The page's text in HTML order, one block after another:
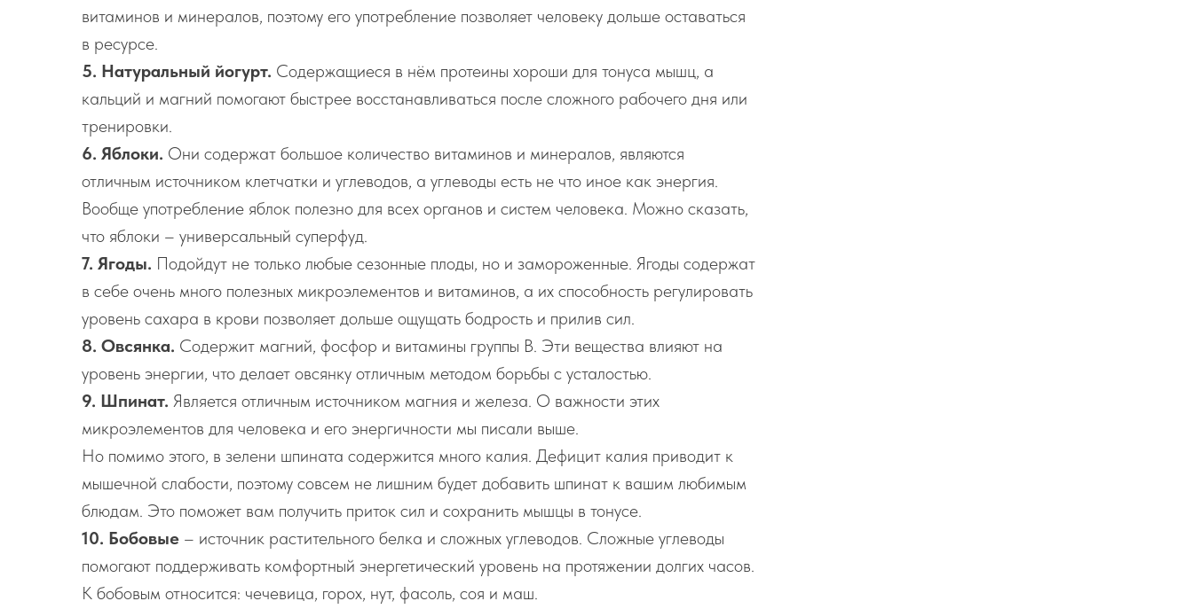
витаминов и минералов, поэтому его употребление позволяет человеку дольше оставаться
в ресурсе.
5. Натуральный йогурт. Содержащиеся в нём протеины хороши для тонуса мышц, а
кальций и магний помогают быстрее восстанавливаться после сложного рабочего дня или
тренировки.
6. Яблоки. Они содержат большое количество витаминов и минералов, являются
отличным источником клетчатки и углеводов, а углеводы есть не что иное как энергия.
Вообще употребление яблок полезно для всех органов и систем человека. Можно сказать,
что яблоки – универсальный суперфуд.
7. Ягоды. Подойдут не только любые сезонные плоды, но и замороженные. Ягоды содержат
в себе очень много полезных микроэлементов и витаминов, а их способность регулировать
уровень сахара в крови позволяет дольше ощущать бодрость и прилив сил.
8. Овсянка. Содержит магний, фосфор и витамины группы В. Эти вещества влияют на
уровень энергии, что делает овсянку отличным методом борьбы с усталостью.
9. Шпинат. Является отличным источником магния и железа. О важности этих
микроэлементов для человека и его энергичности мы писали выше.
Но помимо этого, в зелени шпината содержится много калия. Дефицит калия приводит к
мышечной слабости, поэтому совсем не лишним будет добавить шпинат к вашим любимым
блюдам. Это поможет вам получить приток сил и сохранить мышцы в тонусе.
10. Бобовые – источник растительного белка и сложных углеводов. Сложные углеводы
помогают поддерживать комфортный энергетический уровень на протяжении долгих часов.
К бобовым относится: чечевица, горох, нут, фасоль, соя и маш.